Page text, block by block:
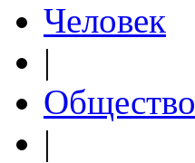
Человек
|
Общество
|